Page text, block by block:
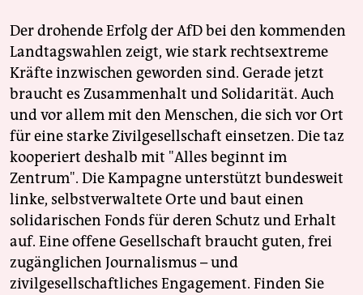
Der drohende Erfolg der AfD bei den kommenden
Landtagswahlen zeigt, wie stark rechtsextreme
Kräfte inzwischen geworden sind. Gerade jetzt
braucht es Zusammenhalt und Solidarität. Auch
und vor allem mit den Menschen, die sich vor Ort
für eine starke Zivilgesellschaft einsetzen. Die taz
kooperiert deshalb mit "Alles beginnt im
Zentrum". Die Kampagne unterstützt bundesweit
linke, selbstverwaltete Orte und baut einen
solidarischen Fonds für deren Schutz und Erhalt
auf. Eine offene Gesellschaft braucht guten, frei
zugänglichen Journalismus – und
zivilgesellschaftliches Engagement. Finden Sie